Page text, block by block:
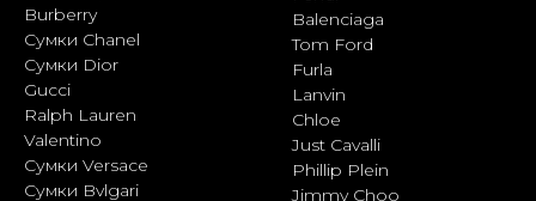
Burberry
Сумки Chanel
Сумки Dior
Gucci
Ralph Lauren
Valentino
Сумки Versace
Сумки Bvlgari
Balenciaga
Tom Ford
Furla
Lanvin
Chloe
Just Cavalli
Phillip Plein
Jimmy Choo